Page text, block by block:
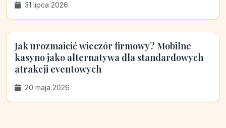
31 lipca 2026
Jak urozmaicić wieczór firmowy? Mobilne
kasyno jako alternatywa dla standardowych
atrakcji eventowych
20 maja 2026